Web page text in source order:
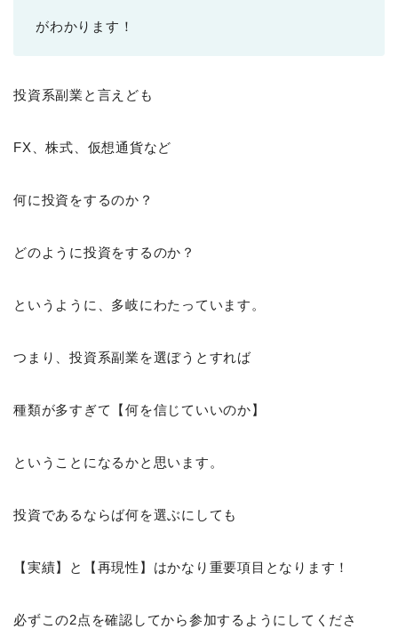
がわかります！
投資系副業と言えども
FX、株式、仮想通貨など
何に投資をするのか？
どのように投資をするのか？
というように、多岐にわたっています。
つまり、投資系副業を選ぼうとすれば
種類が多すぎて【何を信じていいのか】
ということになるかと思います。
投資であるならば何を選ぶにしても
【実績】と【再現性】はかなり重要項目となります！
必ずこの2点を確認してから参加するようにしてくださ